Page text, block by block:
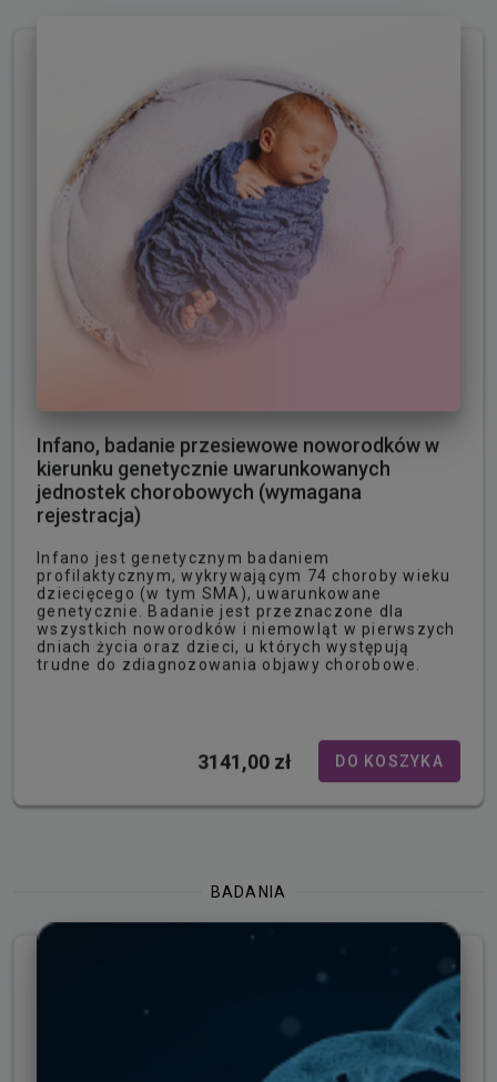
Infano, badanie przesiewowe noworodków w
kierunku genetycznie uwarunkowanych
jednostek chorobowych (wymagana
rejestracja)
Infano jest genetycznym badaniem
profilaktycznym, wykrywającym 74 choroby wieku
dziecięcego (w tym SMA), uwarunkowane
genetycznie. Badanie jest przeznaczone dla
wszystkich noworodków i niemowląt w pierwszych
dniach życia oraz dzieci, u których występują
trudne do zdiagnozowania objawy chorobowe.
3141,00 zł DO KOSZYKA
BADANIA